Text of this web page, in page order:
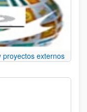
proyectos externos